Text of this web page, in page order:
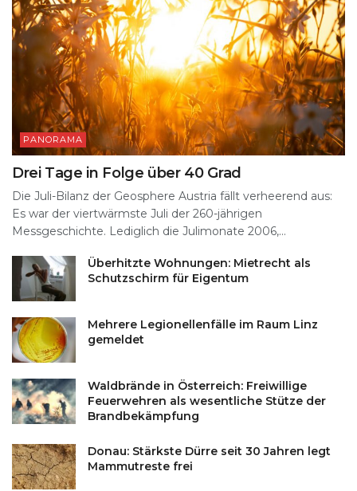
PANORAMA
Drei Tage in Folge über 40 Grad
Die Juli-Bilanz der Geosphere Austria fällt verheerend aus:
Es war der viertwärmste Juli der 260-jährigen
Messgeschichte. Lediglich die Julimonate 2006,...
Überhitzte Wohnungen: Mietrecht als
Schutzschirm für Eigentum
Mehrere Legionellenfälle im Raum Linz
gemeldet
Waldbrände in Österreich: Freiwillige
Feuerwehren als wesentliche Stütze der
Brandbekämpfung
Donau: Stärkste Dürre seit 30 Jahren legt
Mammutreste frei